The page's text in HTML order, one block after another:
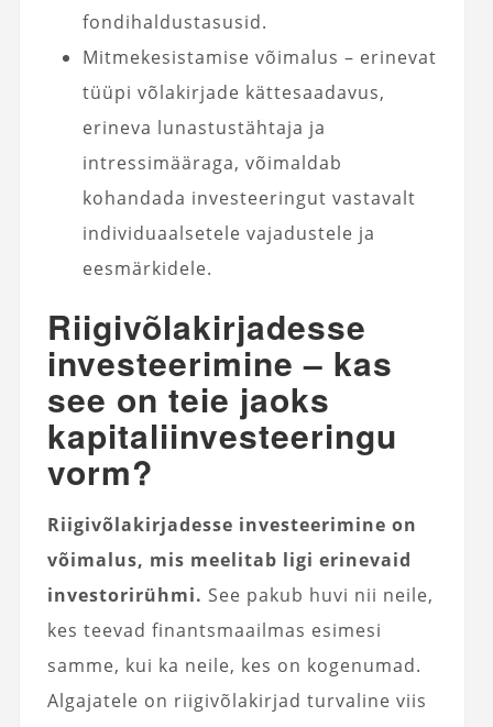
fondihaldustasusid.
Mitmekesistamise võimalus – erinevat
tüüpi võlakirjade kättesaadavus,
erineva lunastustähtaja ja
intressimääraga, võimaldab
kohandada investeeringut vastavalt
individuaalsetele vajadustele ja
eesmärkidele.
Riigivõlakirjadesse
investeerimine – kas
see on teie jaoks
kapitaliinvesteeringu
vorm?
Riigivõlakirjadesse investeerimine on
võimalus, mis meelitab ligi erinevaid
investorirühmi. See pakub huvi nii neile,
kes teevad finantsmaailmas esimesi
samme, kui ka neile, kes on kogenumad.
Algajatele on riigivõlakirjad turvaline viis